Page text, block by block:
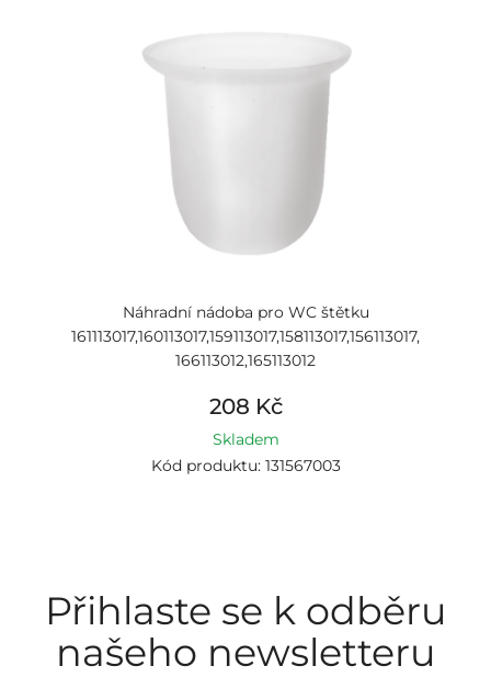
Náhradní nádoba pro WC štětku
161113017,160113017,159113017,158113017,156113017,
166113012,165113012
208 Kč
Skladem
Kód produktu: 131567003
Přihlaste se k odběru
našeho newsletteru